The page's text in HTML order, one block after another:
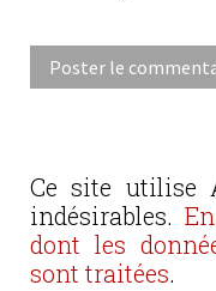
Ce site utilise
indésirables.
dont les
sont traitées.